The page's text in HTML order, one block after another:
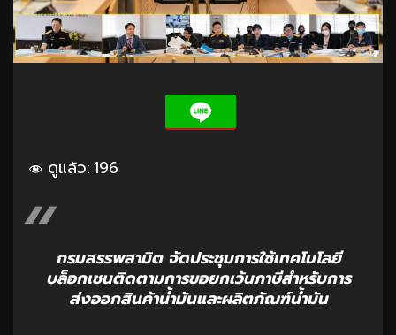
ดูแล้ว:196
กรมสรรพสามิต จัดประชุมการใช้เทคโนโลยี
บล็อกเชนติดตามการขอยกเว้นภาษีสำหรับการ
ส่งออกสินค้าน้ำมันและผลิตภัณฑ์น้ำมัน